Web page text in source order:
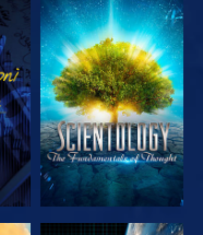
ESPLORA LE
SERIE